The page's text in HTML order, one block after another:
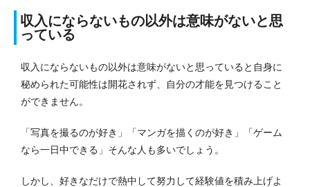
収入にならないもの以外は意味がないと思
っている
収入にならないもの以外は意味がないと思っていると自身に
秘められた可能性は開花されず、自分の才能を見つけること
ができません。
「写真を撮るのが好き」「マンガを描くのが好き」「ゲーム
なら一日中できる」そんな人も多いでしょう。
しかし、好きなだけで熱中して努力して経験値を積み上げよ